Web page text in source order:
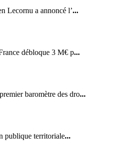
Lecornu a annoncé l’...
débloque 3 M€ p...
baromètre des dro...
publique territoriale...